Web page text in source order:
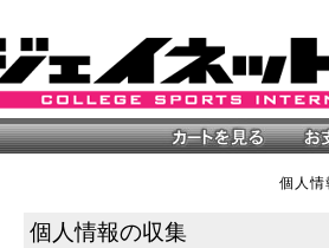
個人情
個人情報の収集